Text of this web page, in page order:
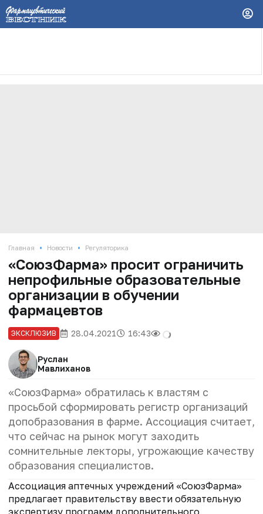
Главная • Новости • Регуляторика
«СоюзФарма» просит ограничить
непрофильные образовательные
организации в обучении
фармацевтов
ЭКСКЛЮЗИВ 28.04.2021 16:43
Руслан
Мавлиханов
«СоюзФарма» обратилась к властям с
просьбой сформировать регистр организаций
допобразования в фарме. Ассоциация считает,
что сейчас на рынок могут заходить
сомнительные лекторы, угрожающие качеству
образования специалистов.
Ассоциация аптечных учреждений «СоюзФарма»
предлагает правительству ввести обязательную
экспертизу программ дополнительного